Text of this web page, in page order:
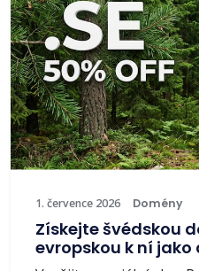
1. července 2026 Domény
Získejte švédskou
evropskou k ní jako